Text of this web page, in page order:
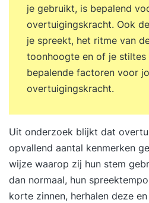
je gebruikt, is bepalend
overtuigingskracht. Ook
je spreekt, het ritme van
toonhoogte en of je stiltes
bepalende factoren voor
overtuigingskracht.
Uit onderzoek blijkt dat
opvallend aantal kenmerken
wijze waarop zij hun stem
dan normaal, hun
korte zinnen, herhalen deze